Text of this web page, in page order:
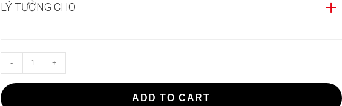
LÝ TƯỞNG CHO
-
RIEDEL
Veritas
+
ADD TO CART